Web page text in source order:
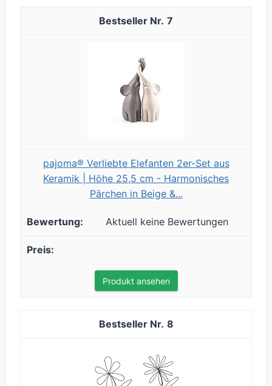
7
pajoma® Verliebte Elefanten 2er-Set aus
Keramik | Höhe 25,5 cm - Harmonisches
Pärchen in Beige &...
Aktuell keine Bewertungen
Produkt ansehen
8